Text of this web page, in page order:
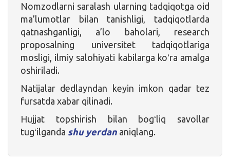
Nomzodlarni saralash ularning tadqiqotga oid
ma’lumotlar bilan tanishligi, tadqiqotlarda
qatnashganligi, a’lo baholari, research
proposalning universitet tadqiqotlariga
mosligi, ilmiy salohiyati kabilarga koʻra amalga
oshiriladi.
Natijalar dedlayndan keyin imkon qadar tez
fursatda xabar qilinadi.
Hujjat topshirish bilan bogʻliq savollar
tugʻilganda shu yerdan aniqlang.